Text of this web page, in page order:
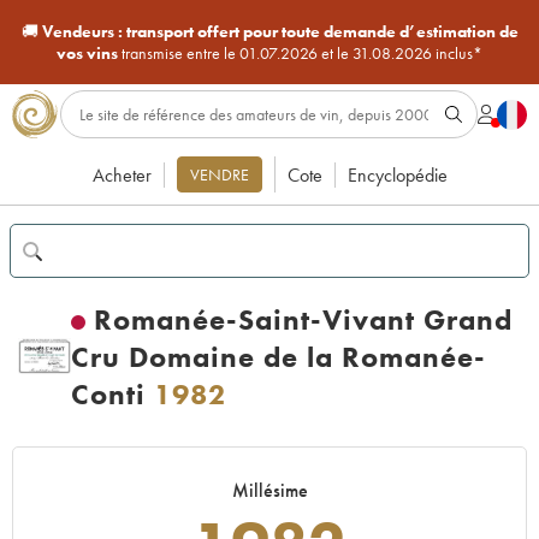
🚚Vendeurs : transport offert pour toute demande d’estimation de
vos vinstransmise entre le 01.07.2026 et le 31.08.2026 inclus*
Acheter VENDRE Cote Encyclopédie
Romanée-Saint-Vivant Grand
Cru Domaine de la Romanée-
Conti 1982
Millésime